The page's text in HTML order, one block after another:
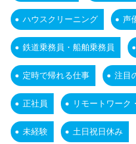
ハウスクリーニング 声
鉄道乗務員・船舶乗務員
定時で帰れる仕事 注目
正社員 リモートワーク
未経験 土日祝日休み